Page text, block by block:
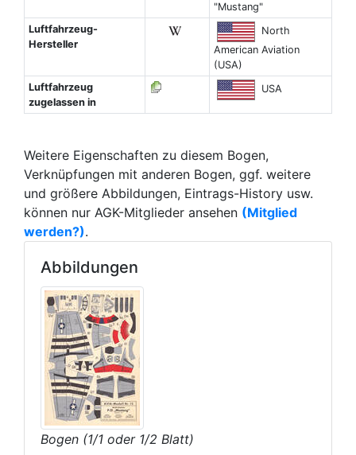
"Mustang"
Luftfahrzeug-
Hersteller
North
American Aviation
(USA)
Luftfahrzeug
zugelassen in
USA
Weitere Eigenschaften zu diesem Bogen,
Verknüpfungen mit anderen Bogen, ggf. weitere
und größere Abbildungen, Eintrags-History usw.
können nur AGK-Mitglieder ansehen (Mitglied
werden?).
Abbildungen
Bogen (1/1 oder 1/2 Blatt)